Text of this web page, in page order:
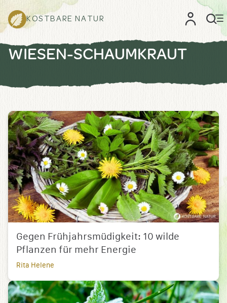
KOSTBARE NATUR
WIESEN-SCHAUMKRAUT
Gegen Frühjahrsmüdigkeit: 10 wilde
Pflanzen für mehr Energie
Rita Helene